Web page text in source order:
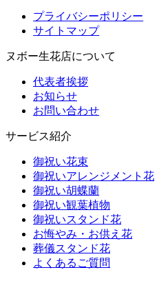
プライバシーポリシー
サイトマップ
ヌボー生花店について
代表者挨拶
お知らせ
お問い合わせ
サービス紹介
御祝い花束
御祝いアレンジメント花
御祝い胡蝶蘭
御祝い観葉植物
御祝いスタンド花
お悔やみ・お供え花
葬儀スタンド花
よくあるご質問